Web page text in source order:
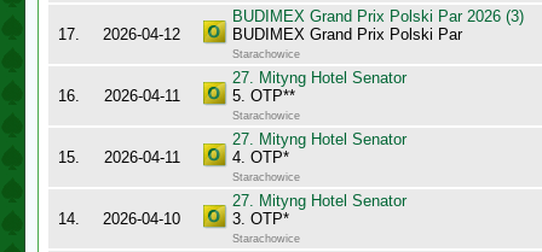
17. 2026-04-12
BUDIMEX Grand Prix Polski Par 2026 (3)
BUDIMEX Grand Prix Polski Par
Starachowice
16. 2026-04-11
27. Mityng Hotel Senator
5. OTP**
Starachowice
15. 2026-04-11
27. Mityng Hotel Senator
4. OTP*
Starachowice
14. 2026-04-10
27. Mityng Hotel Senator
3. OTP*
Starachowice